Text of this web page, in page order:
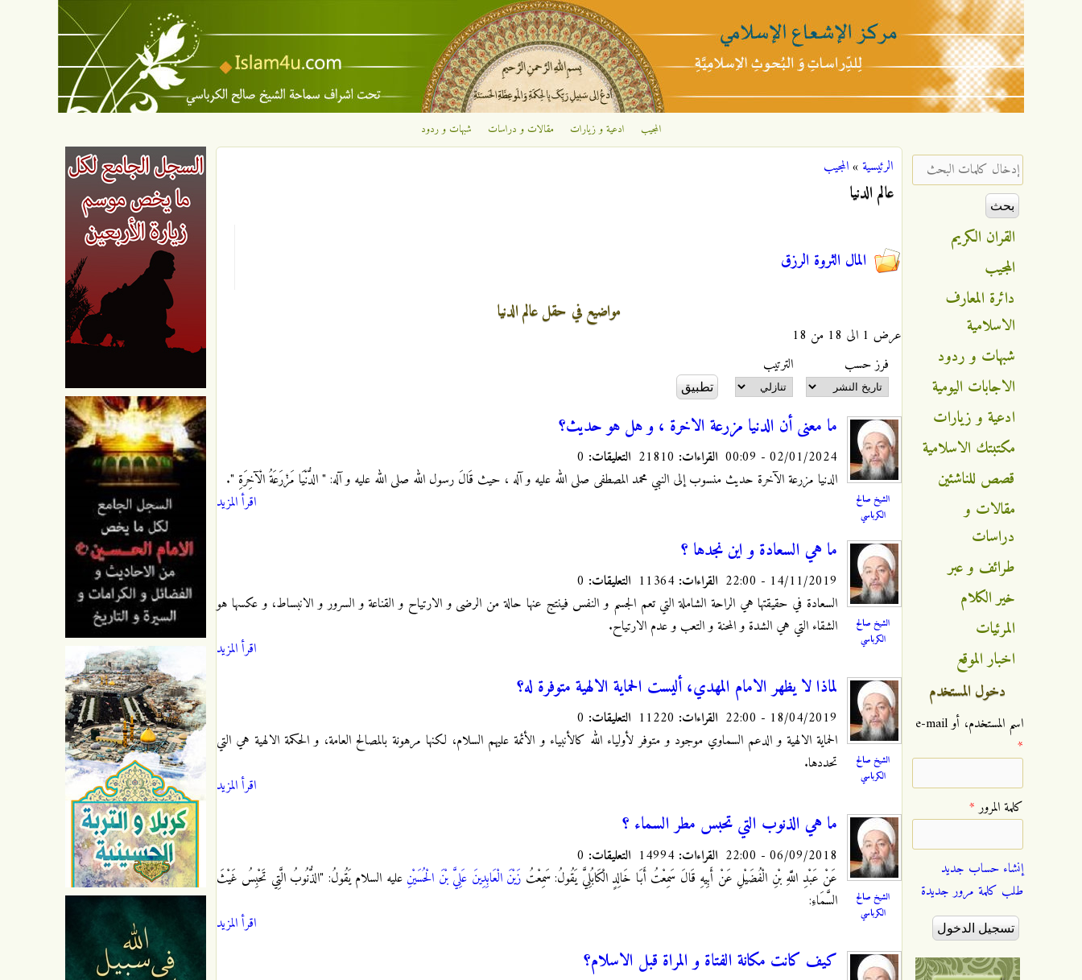
تجاوز إلى المحتوى الرئيسي
الإشعاع
الإسلامي
المجيب ادعية و زيارات مقالات و دراسات شبهات و ردود
أنت هنا
الرئيسية»المجيب
عالم الدنيا
المال الثروة الرزق
مواضيع في حقل عالم الدنيا
عرض 1 الى 18 من 18
‏فرز حسب ‏
‏الترتيب ‏
الشيخ صالح
الكرباسي
ما معنى أن الدنيا مزرعة الاخرة ، و هل هو حديث؟
02/01/2024 - 00:09 القراءات: التعليقات:
الدنيا مزرعة الآخرة حديث منسوب إلى النبي محمد المصطفى صلى الله عليه و آله ، حيث قَالَ رسول الله صلى الله عليه و آله: "‏ الدُّنْيَا مَزْرَعَةُ الْآخِرَةِ ".
اقرأ المزيد
الشيخ صالح
الكرباسي
ما هي السعادة و اين نجدها ؟
14/11/2019 - 22:00 القراءات: التعليقات:
السعادة في حقيقتها هي الراحة الشاملة التي تعم الجسم و النفس فينتج عنها حالة من الرضى و الارتياح و القناعة و السرور و الانبساط، و عكسها هو
الشقاء التي هي الشدة و المحنة و التعب و عدم الارتياح.
اقرأ المزيد
الشيخ صالح
الكرباسي
لماذا لا يظهر الامام المهدي، أليست الحماية الالهية متوفرة له؟
18/04/2019 - 22:00 القراءات: التعليقات:
الحماية الالهية و الدعم السماوي موجود و متوفر لأولياء الله كالأنبياء و الأئمة عليهم السلام، لكنها مرهونة بالمصالح العامة، و الحكمة الالهية هي التي
تحددها.
اقرأ المزيد
الشيخ صالح
الكرباسي
ما هي الذنوب التي تحبس مطر السماء ؟
06/09/2018 - 22:00 القراءات: التعليقات:
عَنْ عَبْدِ اللَّهِ بْنِ الْفُضَيْلِ عَنْ أَبِيهِ قَالَ سَمِعْتُ أَبَا خَالِدٍ الْكَابُلِيَّ يَقُولُ: سَمِعْتُ زَيْنَ الْعَابِدِينَ عَلِيَّ بْنَ الْحُسَيْنِعليه السلام يَقُولُ‏: "الذُّنُوبُ الَّتِي تَحْبِسُ غَيْثَ
السَّمَاءِ:
اقرأ المزيد
كيف كانت مكانة الفتاة و المراة قبل الاسلام؟
‏إدخال كلمات البحث ‏
القران الكريم
المجيب
دائرة المعارف
الاسلامية
شبهات و ردود
الاجابات اليومية
ادعية و زيارات
مكتبتك الاسلامية
قصص للناشئين
مقالات و
دراسات
طرائف و عبر
خير الكلام
المرئيات
اخبار الموقع
دخول المستخدم
‏اسم المستخدم، أو e-mail
*
‏كلمة المرور ‏*
إنشاء حساب جديد
طلب كلمة مرور جديدة